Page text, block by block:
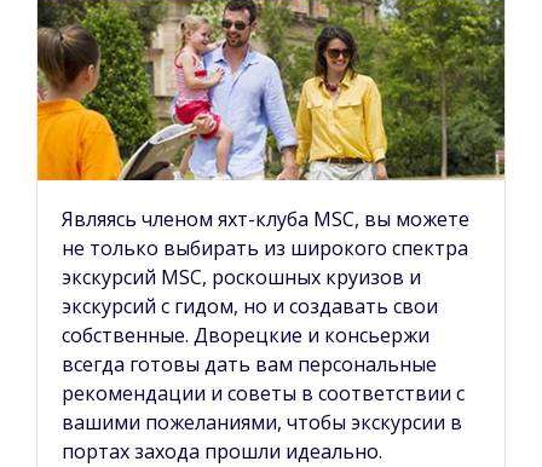
Являясь членом яхт-клуба MSC, вы можете
не только выбирать из широкого спектра
экскурсий MSC, роскошных круизов и
экскурсий с гидом, но и создавать свои
собственные. Дворецкие и консьержи
всегда готовы дать вам персональные
рекомендации и советы в соответствии с
вашими пожеланиями, чтобы экскурсии в
портах захода прошли идеально.